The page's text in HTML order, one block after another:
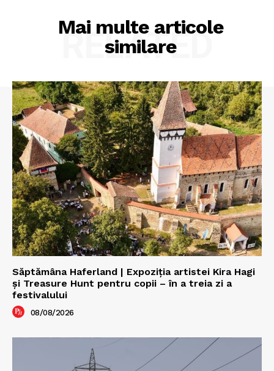
Mai multe articole
similare
RELATED
Săptămâna Haferland | Expoziţia artistei Kira Hagi
şi Treasure Hunt pentru copii – în a treia zi a
festivalului
08/08/2026